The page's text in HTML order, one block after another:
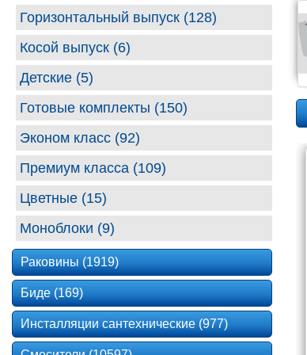
Горизонтальный выпуск (128)
Косой выпуск (6)
Детские (5)
Готовые комплекты (150)
Эконом класс (92)
Премиум класса (109)
Цветные (15)
Моноблоки (9)
Раковины (1919)
Биде (169)
Инсталляции сантехнические (977)